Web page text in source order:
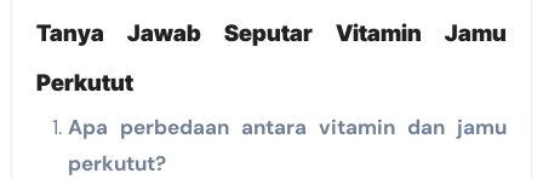
Tanya Jawab Seputar Vitamin Jamu
Perkutut
Apa perbedaan antara vitamin dan jamu
perkutut?